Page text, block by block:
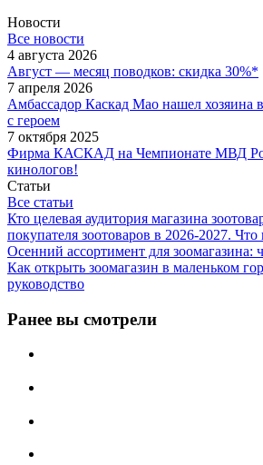
Новости
Все новости
4 августа 2026
Август — месяц поводков: скидка 30%*
7 апреля 2026
Амбассадор Каскад Мао нашел хозяина
с героем
7 октября 2025
Фирма КАСКАД на Чемпионате МВД
кинологов!
Статьи
Все статьи
Кто целевая аудитория магазина
покупателя зоотоваров в 2026-2027. Что
Осенний ассортимент для зоомагазина:
Как открыть зоомагазин в маленьком
руководство
Ранее вы смотрели